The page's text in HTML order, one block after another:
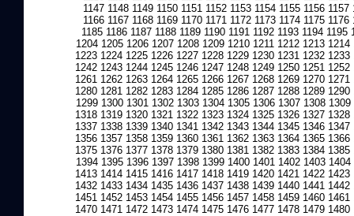
1147 1148 1149 1150 1151 1152 1153 1154 1155 1156 1157
1166 1167 1168 1169 1170 1171 1172 1173 1174 1175 1176
1185 1186 1187 1188 1189 1190 1191 1192 1193 1194 1195
1204 1205 1206 1207 1208 1209 1210 1211 1212 1213 1214
1223 1224 1225 1226 1227 1228 1229 1230 1231 1232 1233
1242 1243 1244 1245 1246 1247 1248 1249 1250 1251 1252
1261 1262 1263 1264 1265 1266 1267 1268 1269 1270 1271
1280 1281 1282 1283 1284 1285 1286 1287 1288 1289 1290
1299 1300 1301 1302 1303 1304 1305 1306 1307 1308 1309
1318 1319 1320 1321 1322 1323 1324 1325 1326 1327 1328
1337 1338 1339 1340 1341 1342 1343 1344 1345 1346 1347
1356 1357 1358 1359 1360 1361 1362 1363 1364 1365 1366
1375 1376 1377 1378 1379 1380 1381 1382 1383 1384 1385
1394 1395 1396 1397 1398 1399 1400 1401 1402 1403 1404
1413 1414 1415 1416 1417 1418 1419 1420 1421 1422 1423
1432 1433 1434 1435 1436 1437 1438 1439 1440 1441 1442
1451 1452 1453 1454 1455 1456 1457 1458 1459 1460 1461
1470 1471 1472 1473 1474 1475 1476 1477 1478 1479 1480